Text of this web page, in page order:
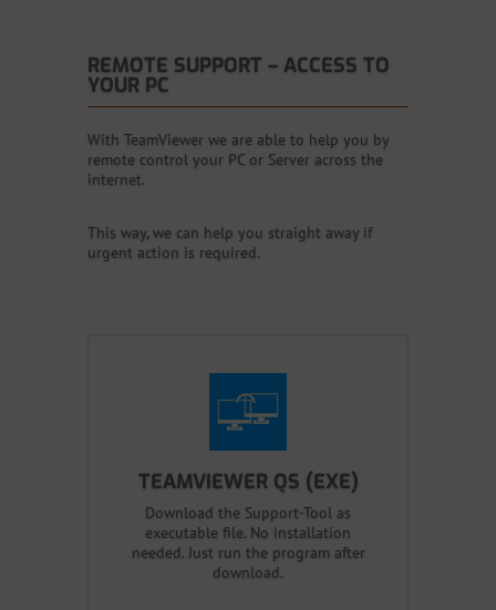
REMOTE SUPPORT – ACCESS TO
YOUR PC
With TeamViewer we are able to help you by
remote control your PC or Server across the
internet.
This way, we can help you straight away if
urgent action is required.
TEAMVIEWER QS (EXE)
Download the Support-Tool as
executable file. No installation
needed. Just run the program after
download.